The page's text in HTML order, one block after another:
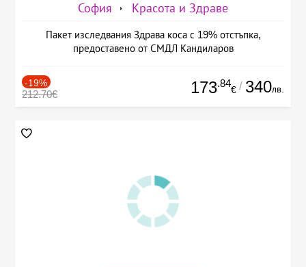
София Красота и Здраве
Пакет изследвания Здрава коса с 19% отстъпка,
предоставено от СМДЛ Кандиларов
-19%
212.70€ 173.84
€ / 340лв.